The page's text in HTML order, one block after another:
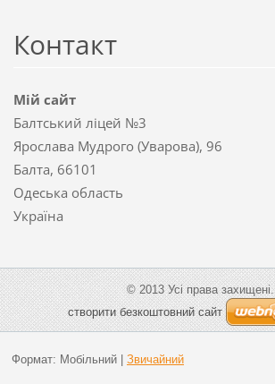
Контакт
Мій сайт
Балтський ліцей №3
Ярослава Мудрого (Уварова), 96
Балта, 66101
Одеська область
Україна
© 2013 Усі права захищені.
cтворити безкоштовний сайт
Формат: Мобільний| Звичайний